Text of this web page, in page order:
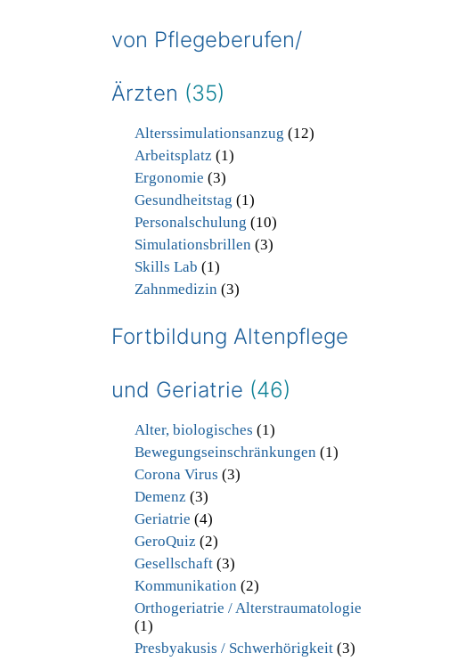
von Pflegeberufen/
Ärzten (35)
Alterssimulationsanzug (12)
Arbeitsplatz (1)
Ergonomie (3)
Gesundheitstag (1)
Personalschulung (10)
Simulationsbrillen (3)
Skills Lab (1)
Zahnmedizin (3)
Fortbildung Altenpflege
und Geriatrie (46)
Alter, biologisches (1)
Bewegungseinschränkungen (1)
Corona Virus (3)
Demenz (3)
Geriatrie (4)
GeroQuiz (2)
Gesellschaft(3)
Kommunikation (2)
Orthogeriatrie / Alterstraumatologie
(1)
Presbyakusis / Schwerhörigkeit(3)